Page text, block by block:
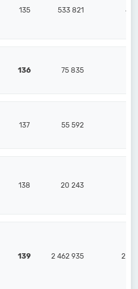
135 533 821
136 75 835
137 55 592
138 20 243
139 2 462 935 2